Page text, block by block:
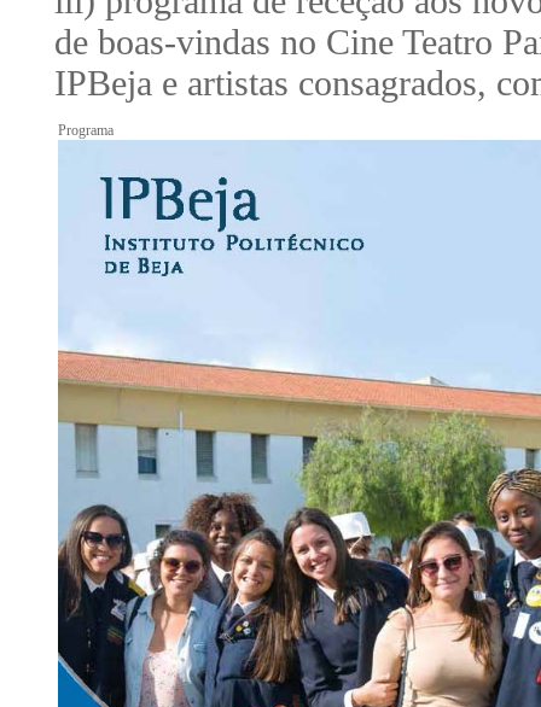
de boas-vindas no Cine Teatro
IPBeja e artistas consagrados,
Programa